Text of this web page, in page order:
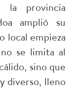
la provincia
amplió su
local empieza
se limita al
sino que
diverso, lleno